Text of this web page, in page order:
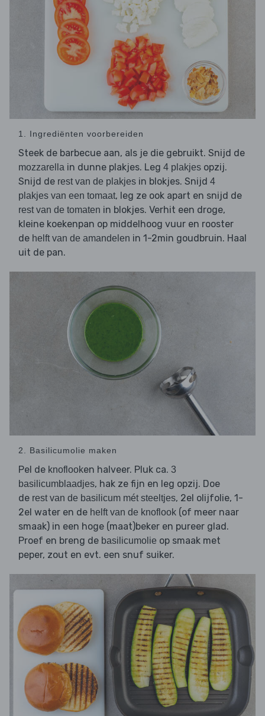
1. Ingrediënten voorbereiden
Steek de barbecue aan, als je die gebruikt. Snijd de
mozzarella in dunne plakjes. Leg 4 plakjes opzij.
Snijd de rest van de plakjes in blokjes. Snijd 4
plakjes van een tomaat, leg ze ook apart en snijd de
rest van de tomaten in blokjes. Verhit een droge,
kleine koekenpan op middelhoog vuur en rooster
de helft van de amandelen in 1-2min goudbruin. Haal
uit de pan.
2. Basilicumolie maken
Pel de knoflooken halveer. Pluk ca. 3
basilicumblaadjes, hak ze fijn en leg opzij. Doe
de rest van de basilicum mét steeltjes, 2el olijfolie, 1-
2el water en de helft van de knoflook (of meer naar
smaak) in een hoge (maat)beker en pureer glad.
Proef en breng de basilicumolie op smaak met
peper, zout en evt. een snuf suiker.